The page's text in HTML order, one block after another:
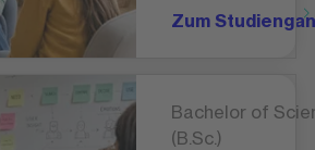
Zum
Bachelor of
(B.Sc.)